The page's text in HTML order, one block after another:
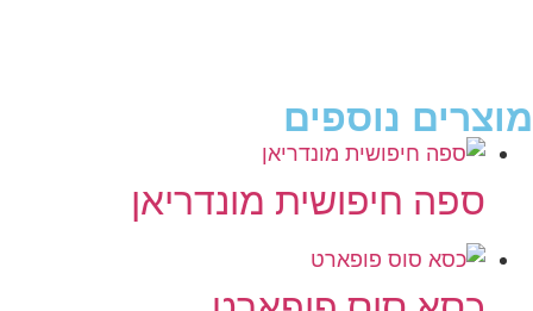
מוצרים נוספים
ספה חיפושית מונדריאן